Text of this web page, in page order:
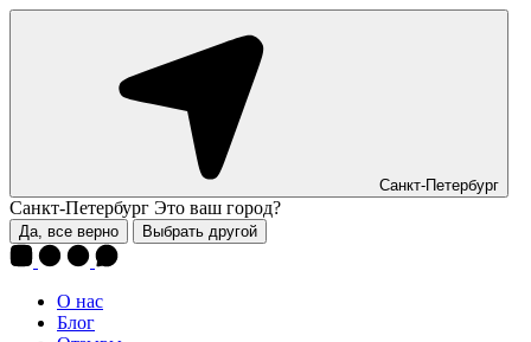
Санкт-Петербург
Санкт-Петербург Это ваш город?
Да, все верно Выбрать другой
О нас
Блог